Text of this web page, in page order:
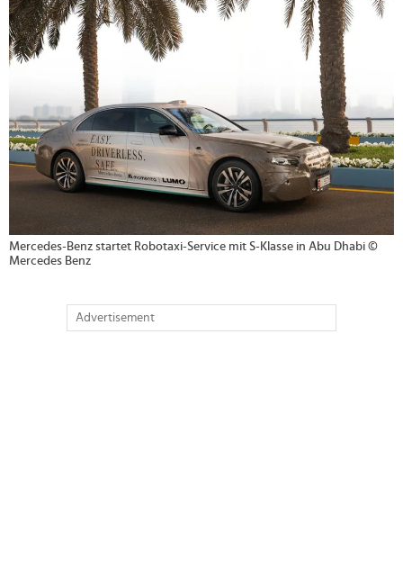
Mercedes-Benz startet Robotaxi-Service mit S-Klasse in Abu Dhabi ©
Mercedes Benz
Advertisement